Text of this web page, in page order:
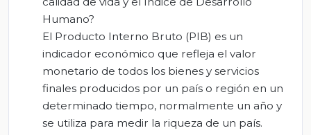
Humano?
El Producto Interno Bruto (PIB) es un
indicador económico que refleja el valor
monetario de todos los bienes y servicios
finales producidos por un país o región en un
determinado tiempo, normalmente un año y
se utiliza para medir la riqueza de un país.